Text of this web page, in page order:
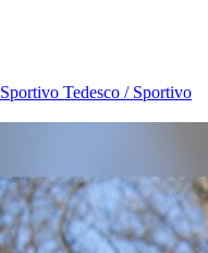
Sportivo Tedesco / Sportivo